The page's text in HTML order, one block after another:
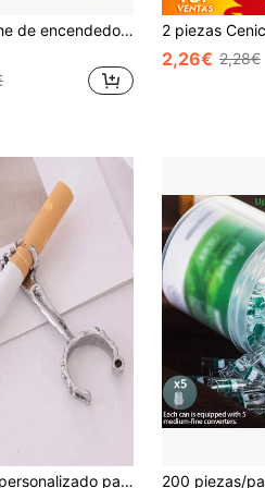
1 pieza Estuche de encendedor de lujo J3, accesorio largo unisex de estilo hip-hop europeo y americano, adecuado para enciendedores de tamaño completo BIC J3 - Escudo de metal resistente a la moda, minimalista a prueba de viento y vintage
2,26€ 2,28€
1 pieza Anillo personalizado para sostener cigarrillos con diseño de calavera, ajustable para evitar quemaduras en la mano y decoloración en la boca